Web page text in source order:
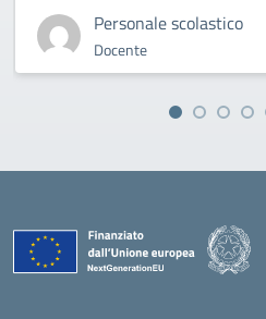
Personale scolastico
Docente